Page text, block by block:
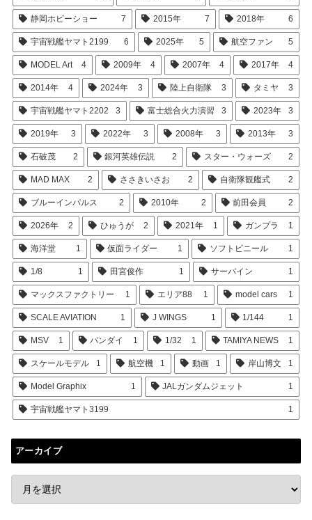
静岡ホビーショー 7 2015年 7 2018年 6
宇宙戦艦ヤマト2199 6 2025年 5 航空ファン 5
MODEL Art 4 2009年 4 2007年 4 2017年 4
2014年 4 2024年 3 陸上自衛隊 3 タミヤ 3
宇宙戦艦ヤマト2202 3 富士総合火力演習 3 2023年 3
2019年 3 2022年 3 2008年 3 2013年 3
石破茂 2 銀河英雄伝説 2 スター・ウォーズ 2
MAD MAX 2 ささきいさお 2 自衛隊観艦式 2
ブルーインパルス 2 2010年 2 前田会員 2
2026年 2 ひゅうが 2 2021年 1 ガンプラ 1
海洋堂 1 仮面ライダー 1 ソフトビニール 1
1/8 1 田宮俊作 1 サーバイン 1
マックスファクトリー 1 エリア88 1 model cars 1
SCALE AVIATION 1 J WINGS 1 1/144 1
MSV 1 バンダイ 1 1/32 1 TAMIYA NEWS 1
スケールモデル 1 航空機 1 動画 1 岸山博文 1
Model Graphix 1 JALガンダムジェット 1
宇宙戦艦ヤマト3199 1
アーカイブ